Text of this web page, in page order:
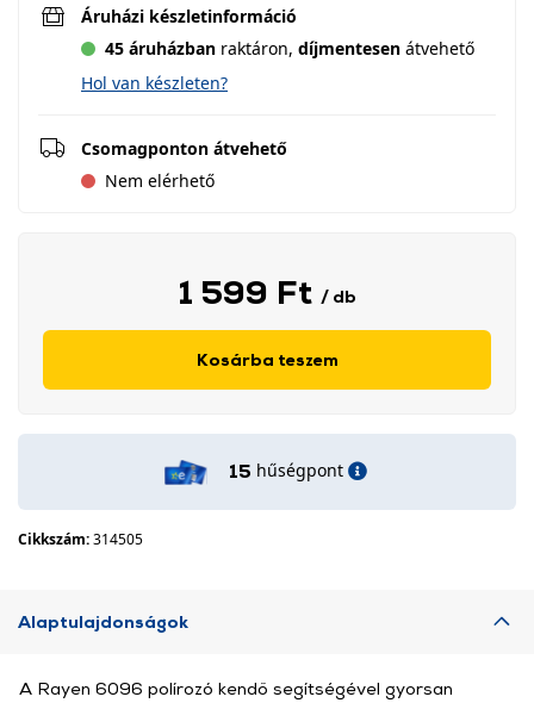
Áruházi készletinformáció
45 áruházban raktáron, díjmentesen átvehető
Hol van készleten?
Csomagponton átvehető
Nem elérhető
1 599 Ft / db
Kosárba teszem
15 hűségpont
Cikkszám:314505
Alaptulajdonságok
A Rayen 6096 polírozó kendő segítségével gyorsan